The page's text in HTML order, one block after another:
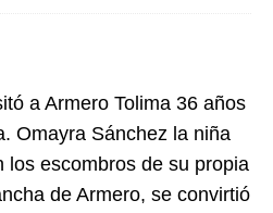
a Armero Tolima 36 años
Omayra Sánchez la niña
los escombros de su propia
de Armero, se convirtió